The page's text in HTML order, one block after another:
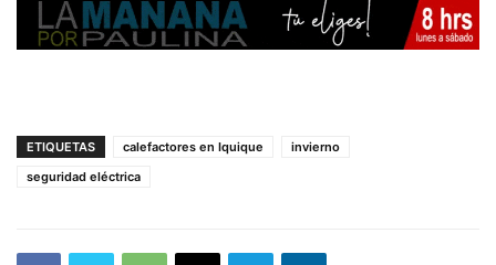
ETIQUETAS calefactores en Iquique
invierno
seguridad eléctrica